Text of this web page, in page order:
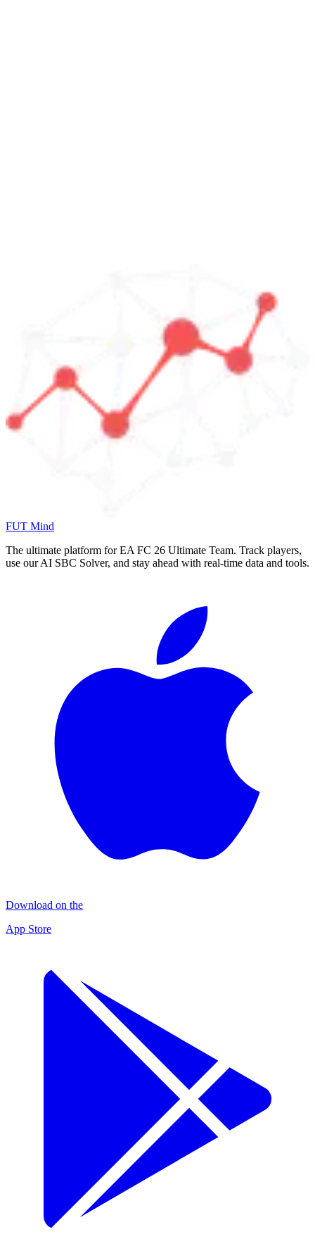
FUT Mind
The ultimate platform for EA FC 26 Ultimate Team. Track players,
use our AI SBC Solver, and stay ahead with real-time data and tools.
Download on the
App Store